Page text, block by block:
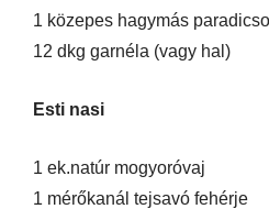
1 közepes hagymás
12 dkg garnéla (vagy hal)
Esti nasi
1 ek.natúr mogyoróvaj
1 mérőkanál tejsavó fehérje